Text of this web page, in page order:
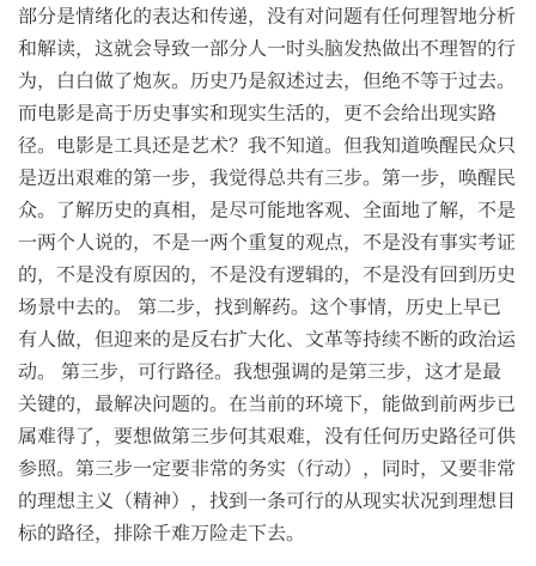
部分是情绪化的表达和传递，没有对问题有任何理智地分析
和解读，这就会导致一部分人一时头脑发热做出不理智的行
为，白白做了炮灰。历史乃是叙述过去，但绝不等于过去。
而电影是高于历史事实和现实生活的，更不会给出现实路
径。电影是工具还是艺术？我不知道。但我知道唤醒民众只
是迈出艰难的第一步，我觉得总共有三步。第一步，唤醒民
众。了解历史的真相，是尽可能地客观、全面地了解，不是
一两个人说的，不是一两个重复的观点，不是没有事实考证
的，不是没有原因的，不是没有逻辑的，不是没有回到历史
场景中去的。 第二步，找到解药。这个事情，历史上早已
有人做，但迎来的是反右扩大化、文革等持续不断的政治运
动。 第三步，可行路径。我想强调的是第三步，这才是最
关键的，最解决问题的。在当前的环境下，能做到前两步已
属难得了，要想做第三步何其艰难，没有任何历史路径可供
参照。第三步一定要非常的务实（行动），同时，又要非常
的理想主义（精神），找到一条可行的从现实状况到理想目
标的路径，排除千难万险走下去。